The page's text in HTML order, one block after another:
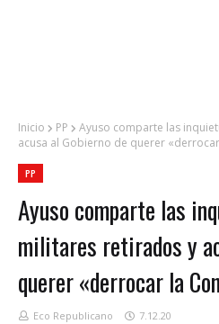
Inicio PP
Ayuso comparte las
acusa al Gobierno de querer
PP
Ayuso comparte las
militares retirados y
querer «derrocar la
Eco Republicano 7.12.20